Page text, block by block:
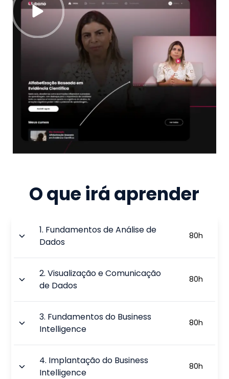
O que irá aprender
1. Fundamentos de Análise de
Dados
80h
2.Visualização e Comunicação
de Dados
80h
3. Fundamentos do Business
Intelligence
80h
4. Implantação do Business
Intelligence
80h